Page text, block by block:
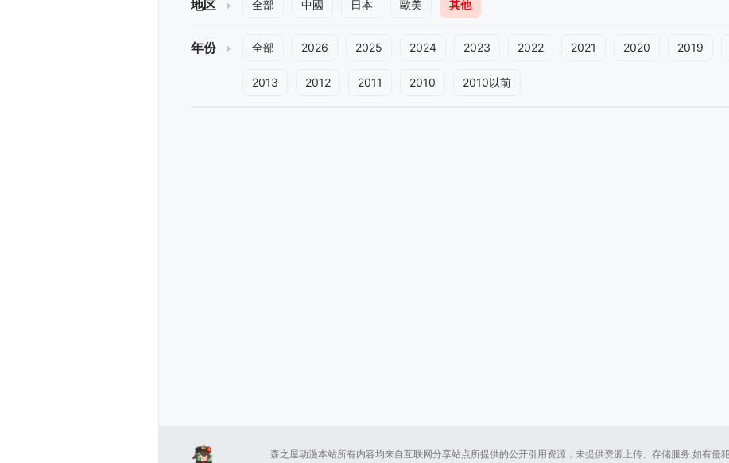
地区 全部 中國 日本 歐美 其他
年份 全部 2026 2025 2024 2023 2022 2021 2020 2019
2013 2012 2011 2010 2010以前
森之屋动漫本站所有内容均来自互联网分享站点所提供的公开引用资源，未提供资源上传、存储服务.如有侵